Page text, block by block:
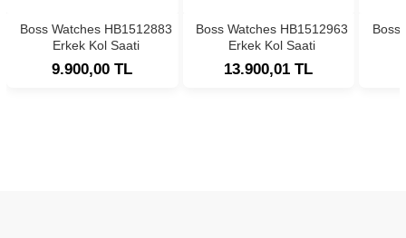
Boss Watches HB1512883
Erkek Kol Saati
9.900,00 TL
Boss Watches HB1512963
Erkek Kol Saati
13.900,01 TL
Boss